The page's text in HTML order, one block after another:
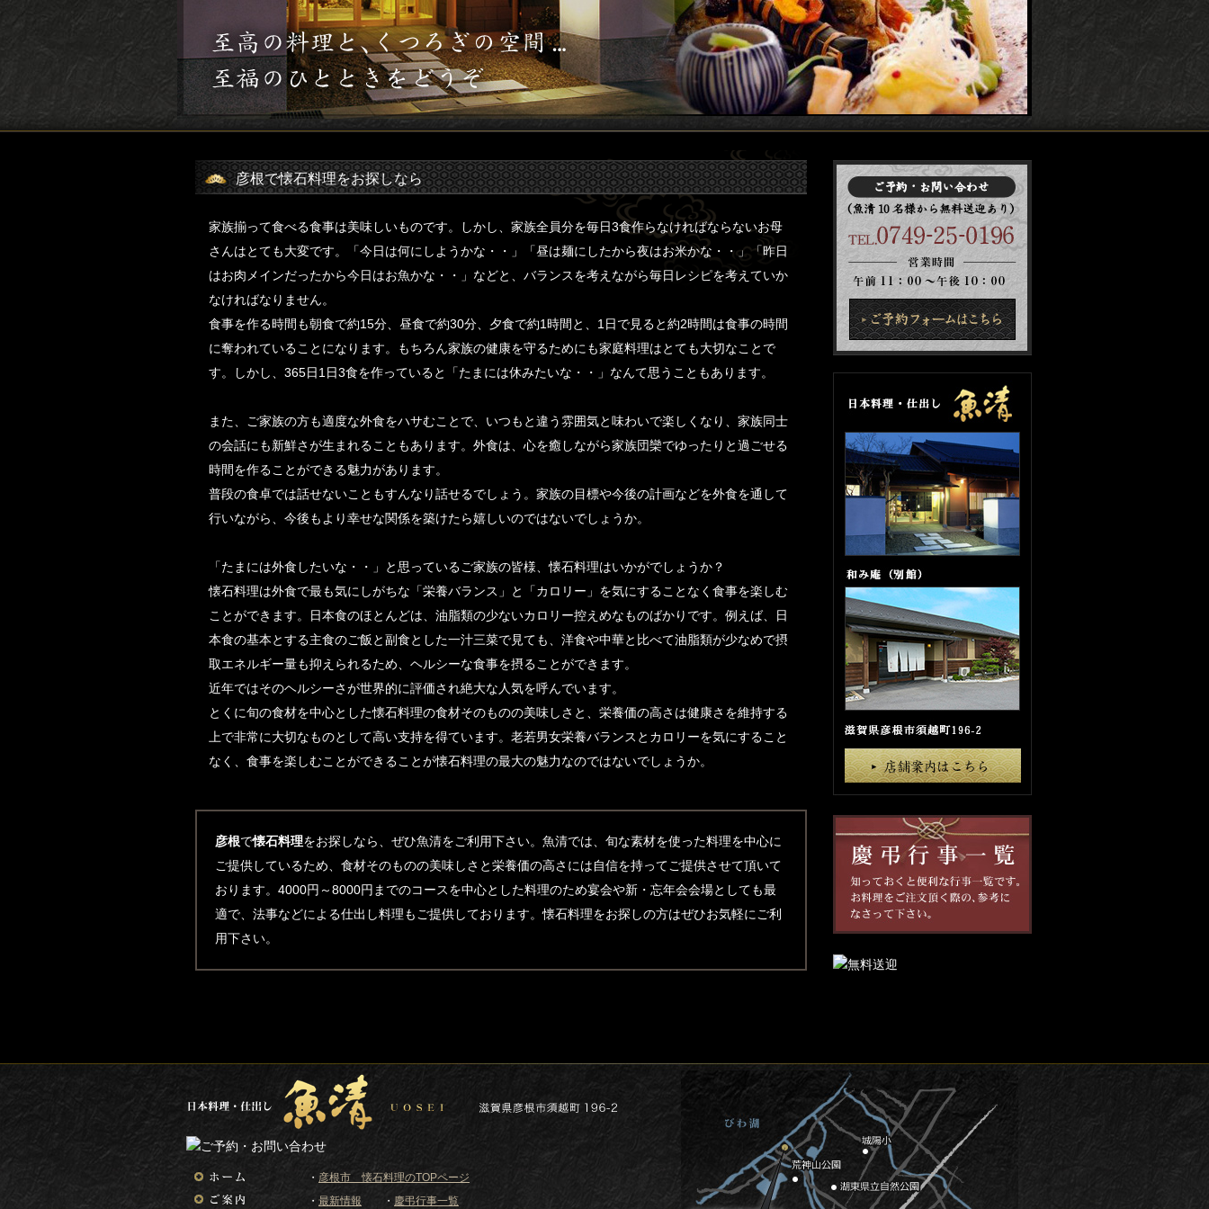
彦根で懐石料理をお探しなら
家族揃って食べる食事は美味しいものです。しかし、家族全員分を毎日3食作らなければならないお母
さんはとても大変です。「今日は何にしようかな・・」「昼は麺にしたから夜はお米かな・・」「昨日
はお肉メインだったから今日はお魚かな・・」などと、バランスを考えながら毎日レシピを考えていか
なければなりません。
食事を作る時間も朝食で約15分、昼食で約30分、夕食で約1時間と、1日で見ると約2時間は食事の時間
に奪われていることになります。もちろん家族の健康を守るためにも家庭料理はとても大切なことで
す。しかし、365日1日3食を作っていると「たまには休みたいな・・」なんて思うこともあります。
また、ご家族の方も適度な外食をハサむことで、いつもと違う雰囲気と味わいで楽しくなり、家族同士
の会話にも新鮮さが生まれることもあります。外食は、心を癒しながら家族団欒でゆったりと過ごせる
時間を作ることができる魅力があります。
普段の食卓では話せないこともすんなり話せるでしょう。家族の目標や今後の計画などを外食を通して
行いながら、今後もより幸せな関係を築けたら嬉しいのではないでしょうか。
「たまには外食したいな・・」と思っているご家族の皆様、懐石料理はいかがでしょうか？
懐石料理は外食で最も気にしがちな「栄養バランス」と「カロリー」を気にすることなく食事を楽しむ
ことができます。日本食のほとんどは、油脂類の少ないカロリー控えめなものばかりです。例えば、日
本食の基本とする主食のご飯と副食とした一汁三菜で見ても、洋食や中華と比べて油脂類が少なめで摂
取エネルギー量も抑えられるため、ヘルシーな食事を摂ることができます。
近年ではそのヘルシーさが世界的に評価され絶大な人気を呼んでいます。
とくに旬の食材を中心とした懐石料理の食材そのものの美味しさと、栄養価の高さは健康さを維持する
上で非常に大切なものとして高い支持を得ています。老若男女栄養バランスとカロリーを気にすること
なく、食事を楽しむことができることが懐石料理の最大の魅力なのではないでしょうか。
彦根で懐石料理をお探しなら、ぜひ魚清をご利用下さい。魚清では、旬な素材を使った料理を中心に
ご提供しているため、食材そのものの美味しさと栄養価の高さには自信を持ってご提供させて頂いて
おります。4000円～8000円までのコースを中心とした料理のため宴会や新・忘年会会場としても最
適で、法事などによる仕出し料理もご提供しております。懐石料理をお探しの方はぜひお気軽にご利
用下さい。
・ 彦根市 懐石料理のTOPページ
・ 最新情報 ・ 慶弔行事一覧